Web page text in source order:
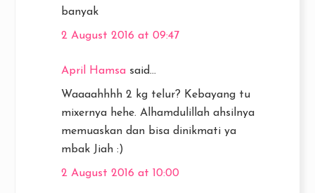
banyak
2 August 2016 at 09:47
April Hamsa said...
Waaaahhhh 2 kg telur? Kebayang tu
mixernya hehe. Alhamdulillah ahsilnya
memuaskan dan bisa dinikmati ya
mbak Jiah :)
2 August 2016 at 10:00